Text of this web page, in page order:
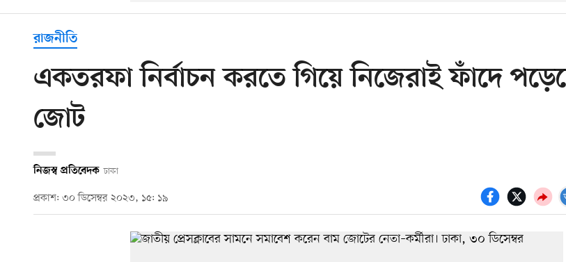
রাজনীতি
একতরফা নির্বাচন করতে গিয়ে নিজেরাই ফাঁদে
জোট
নিজস্ব প্রতিবেদক ঢাকা
প্রকাশ: ৩০ ডিসেম্বর ২০২৩, ১৫: ১৯